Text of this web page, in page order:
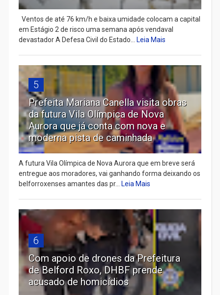
Ventos de até 76 km/h e baixa umidade colocam a capital
em Estágio 2 de risco uma semana após vendaval
devastador A Defesa Civil do Estado... Leia Mais
5
Prefeita Mariana Canella visita obras
da futura Vila Olímpica de Nova
Aurora que já conta com nova e
moderna pista de caminhada
A futura Vila Olímpica de Nova Aurora que em breve será
entregue aos moradores, vai ganhando forma deixando os
belforroxenses amantes das pr... Leia Mais
6
Com apoio de drones da Prefeitura
de Belford Roxo, DHBF prende
acusado de homicídios